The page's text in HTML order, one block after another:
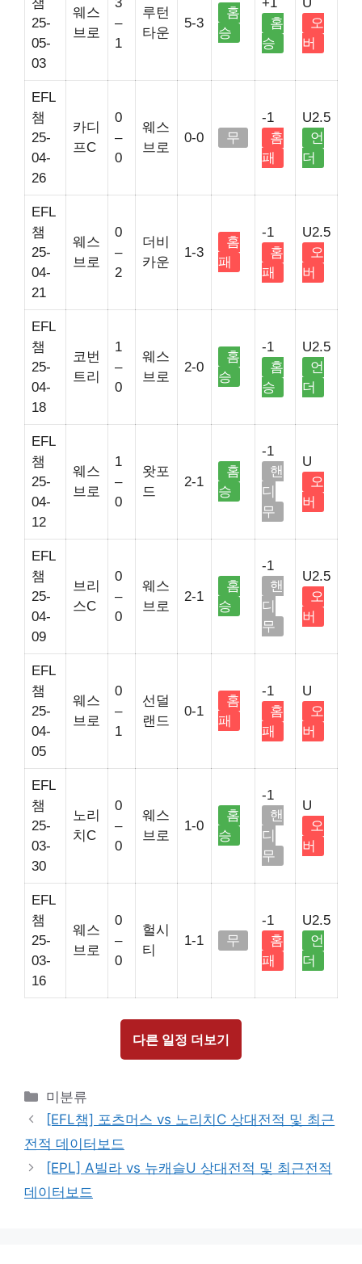
25-
05-
03
웨스
브로
–
1
루턴
타운
5-3
홈
승
홈
승
오
버
EFL
챔
25-
04-
26
카디
프C
0
–
0
웨스
브로
0-0 무
-1
홈
패
U2.5
언
더
EFL
챔
25-
04-
21
웨스
브로
0
–
2
더비
카운
1-3
홈
패
-1
홈
패
U2.5
오
버
EFL
챔
25-
04-
18
코번
트리
1
–
0
웨스
브로
2-0
홈
승
-1
홈
승
U2.5
언
더
EFL
챔
25-
04-
12
웨스
브로
1
–
0
왓포
드
2-1
홈
승
-1
핸
디
무
U
오
버
EFL
챔
25-
04-
09
브리
스C
0
–
0
웨스
브로
2-1
홈
승
-1
핸
디
무
U2.5
오
버
EFL
챔
25-
04-
05
웨스
브로
0
–
1
선덜
랜드
0-1
홈
패
-1
홈
패
U
오
버
EFL
챔
25-
03-
30
노리
치C
0
–
0
웨스
브로
1-0
홈
승
-1
핸
디
무
U
오
버
EFL
챔
25-
03-
16
웨스
브로
0
–
0
헐시
티
1-1 무
-1
홈
패
U2.5
언
더
다른 일정 더보기
Categories
미분류
[EFL챔] 포츠머스 vs 노리치C 상대전적 및 최근
전적 데이터보드
[EPL] A빌라 vs 뉴캐슬U 상대전적 및 최근전적
데이터보드